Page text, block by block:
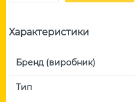
Характеристики
Бренд (виробник)
Тип